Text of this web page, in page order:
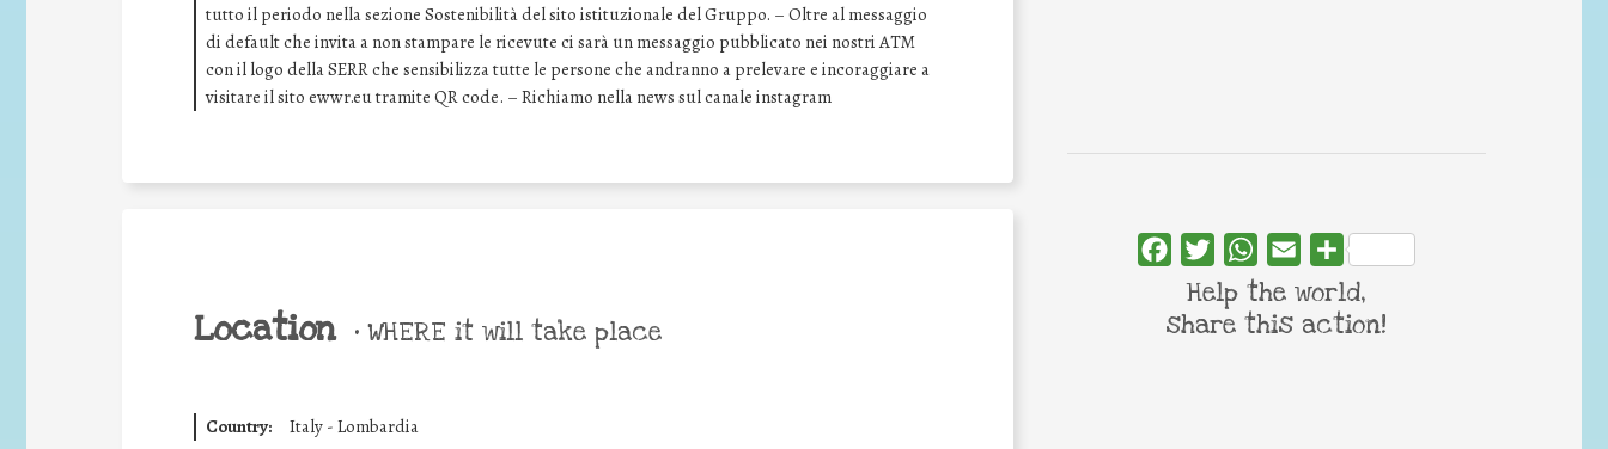
tutto il periodo nella sezione Sostenibilità del sito istituzionale del Gruppo. – Oltre al messaggio
di default che invita a non stampare le ricevute ci sarà un messaggio pubblicato nei nostri ATM
con il logo della SERR che sensibilizza tutte le persone che andranno a prelevare e incoraggiare a
visitare il sito ewwr.eu tramite QR code. – Richiamo nella news sul canale instagram
Location • WHERE it will take place
Country:
Italy - Lombardia
FacebookTwitterWhatsApp
Email Share
Help the world,
share this action!